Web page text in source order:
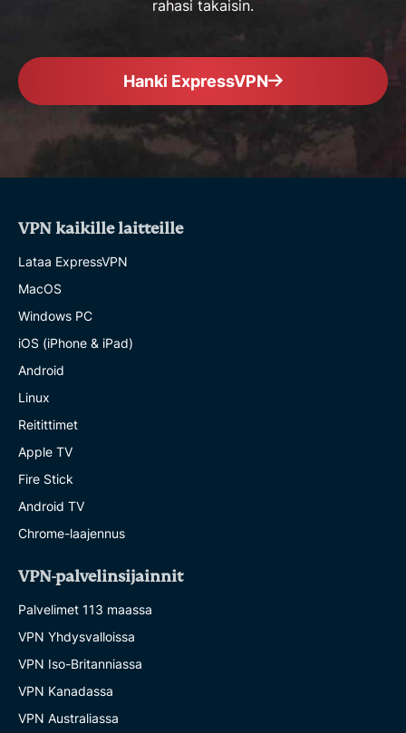
rahasi takaisin.
Hanki ExpressVPN
VPN kaikille laitteille
Lataa ExpressVPN
MacOS
Windows PC
iOS (iPhone & iPad)
Android
Linux
Reitittimet
Apple TV
Fire Stick
Android TV
Chrome-laajennus
VPN-palvelinsijainnit
Palvelimet 113 maassa
VPN Yhdysvalloissa
VPN Iso-Britanniassa
VPN Kanadassa
VPN Australiassa